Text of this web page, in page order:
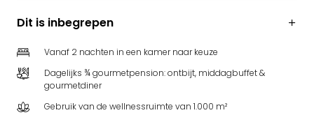
Dit is inbegrepen
Vanaf 2 nachten in een kamer naar keuze
Dagelijks ¾ gourmetpension: ontbijt, middagbuffet &
gourmetdiner
Gebruik van de wellnessruimte van 1.000 m²